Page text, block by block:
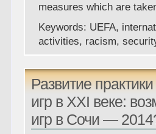
measures which are
Keywords: UEFA,
activities, racism,
Развитие
игр в XXI веке:
игр в Сочи —